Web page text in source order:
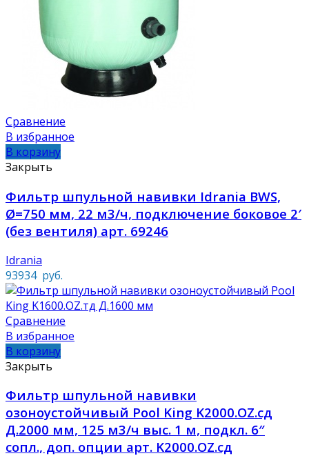
Сравнение
В избранное
В корзину
Закрыть
Фильтр шпульной навивки Idrania BWS,
Ø=750 мм, 22 м3/ч, подключение боковое 2′
(без вентиля) арт. 69246
Idrania
93934 руб.
Сравнение
В избранное
В корзину
Закрыть
Фильтр шпульной навивки
озоноустойчивый Pool King K2000.OZ.cд
Д.2000 мм, 125 м3/ч выс. 1 м, подкл. 6″
сопл., доп. опции арт. K2000.OZ.сд